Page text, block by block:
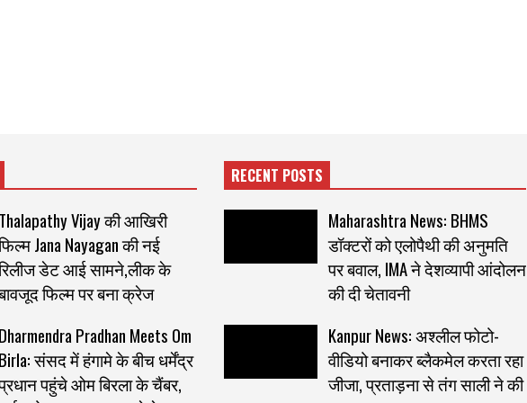
Thalapathy Vijay की आखिरी
Jana Nayagan की नई
डेट आई सामने,लीक के
फिल्म पर बना क्रेज
Dharmendra Pradhan Meets Om
Birla: संसद में हंगामे के बीच धर्मेंद्र
पहुंचे ओम बिरला के चैंबर,
RECENT POSTS
Maharashtra News: BHMS
डॉक्टरों को एलोपैथी की अनुमति
पर बवाल, IMA ने देशव्यापी आंदोलन
की दी चेतावनी
Kanpur News: अश्लील फोटो-
वीडियो बनाकर ब्लैकमेल करता रहा
जीजा, प्रताड़ना से तंग साली ने की